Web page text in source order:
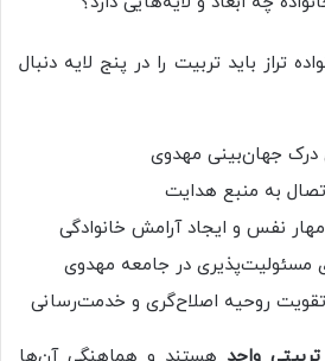
تراز باید تربیت را در پنج لایه دنبال
درک جهان‌بینی مهدوی
به منبع هدایت
مهار نفس و ایجاد آرامش خانوادگی
مسئولیت‌پذیری در جامعه مهدوی
تقویت روحیه اصلاح‌گری و خدمت‌رسانی